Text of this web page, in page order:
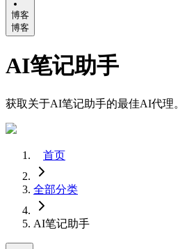
博客
博客
AI笔记助手
获取关于AI笔记助手的最佳AI代理。
首页
全部分类
AI笔记助手